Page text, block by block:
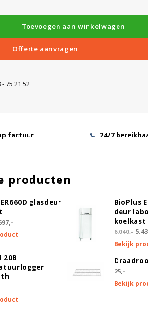
Toevoegen aan winkelwagen
Offerte aanvragen
75 21 52
factuur 24/7
producten
glasdeur
BioPlus
deur
koelkast
6.040,-
Bekijk
20B
25,-
Bekijk